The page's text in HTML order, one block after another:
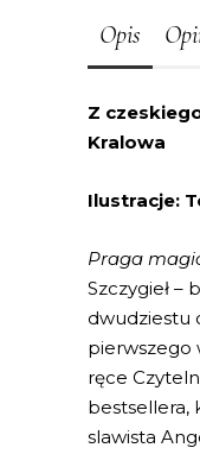
Opis
Z
Kralowa
Ilustracje:
Praga
Szczygieł –
dwudziestu
pierwszego
ręce
bestsellera,
slawista